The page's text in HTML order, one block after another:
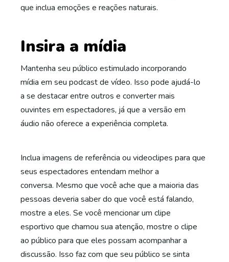
que inclua emoções e reações naturais.
Insira a mídia
Mantenha seu público estimulado incorporando
mídia em seu podcast de vídeo. Isso pode ajudá-lo
a se destacar entre outros e converter mais
ouvintes em espectadores, já que a versão em
áudio não oferece a experiência completa.
Inclua imagens de referência ou videoclipes para que
seus espectadores entendam melhor a
conversa. Mesmo que você ache que a maioria das
pessoas deveria saber do que você está falando,
mostre a eles. Se você mencionar um clipe
esportivo que chamou sua atenção, mostre o clipe
ao público para que eles possam acompanhar a
discussão. Isso faz com que seu público se sinta